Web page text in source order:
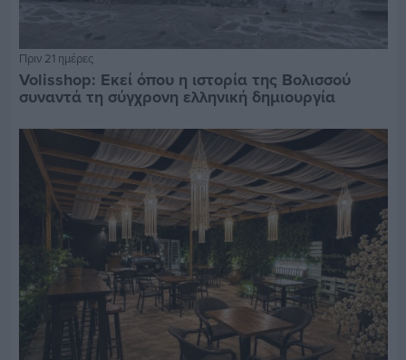
Πριν 21 ημέρες
Volisshop: Εκεί όπου η ιστορία της Βολισσού
συναντά τη σύγχρονη ελληνική δημιουργία